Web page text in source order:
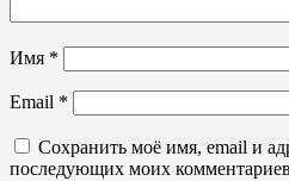
Имя *
Email *
Сохранить моё имя, email и
последующих моих